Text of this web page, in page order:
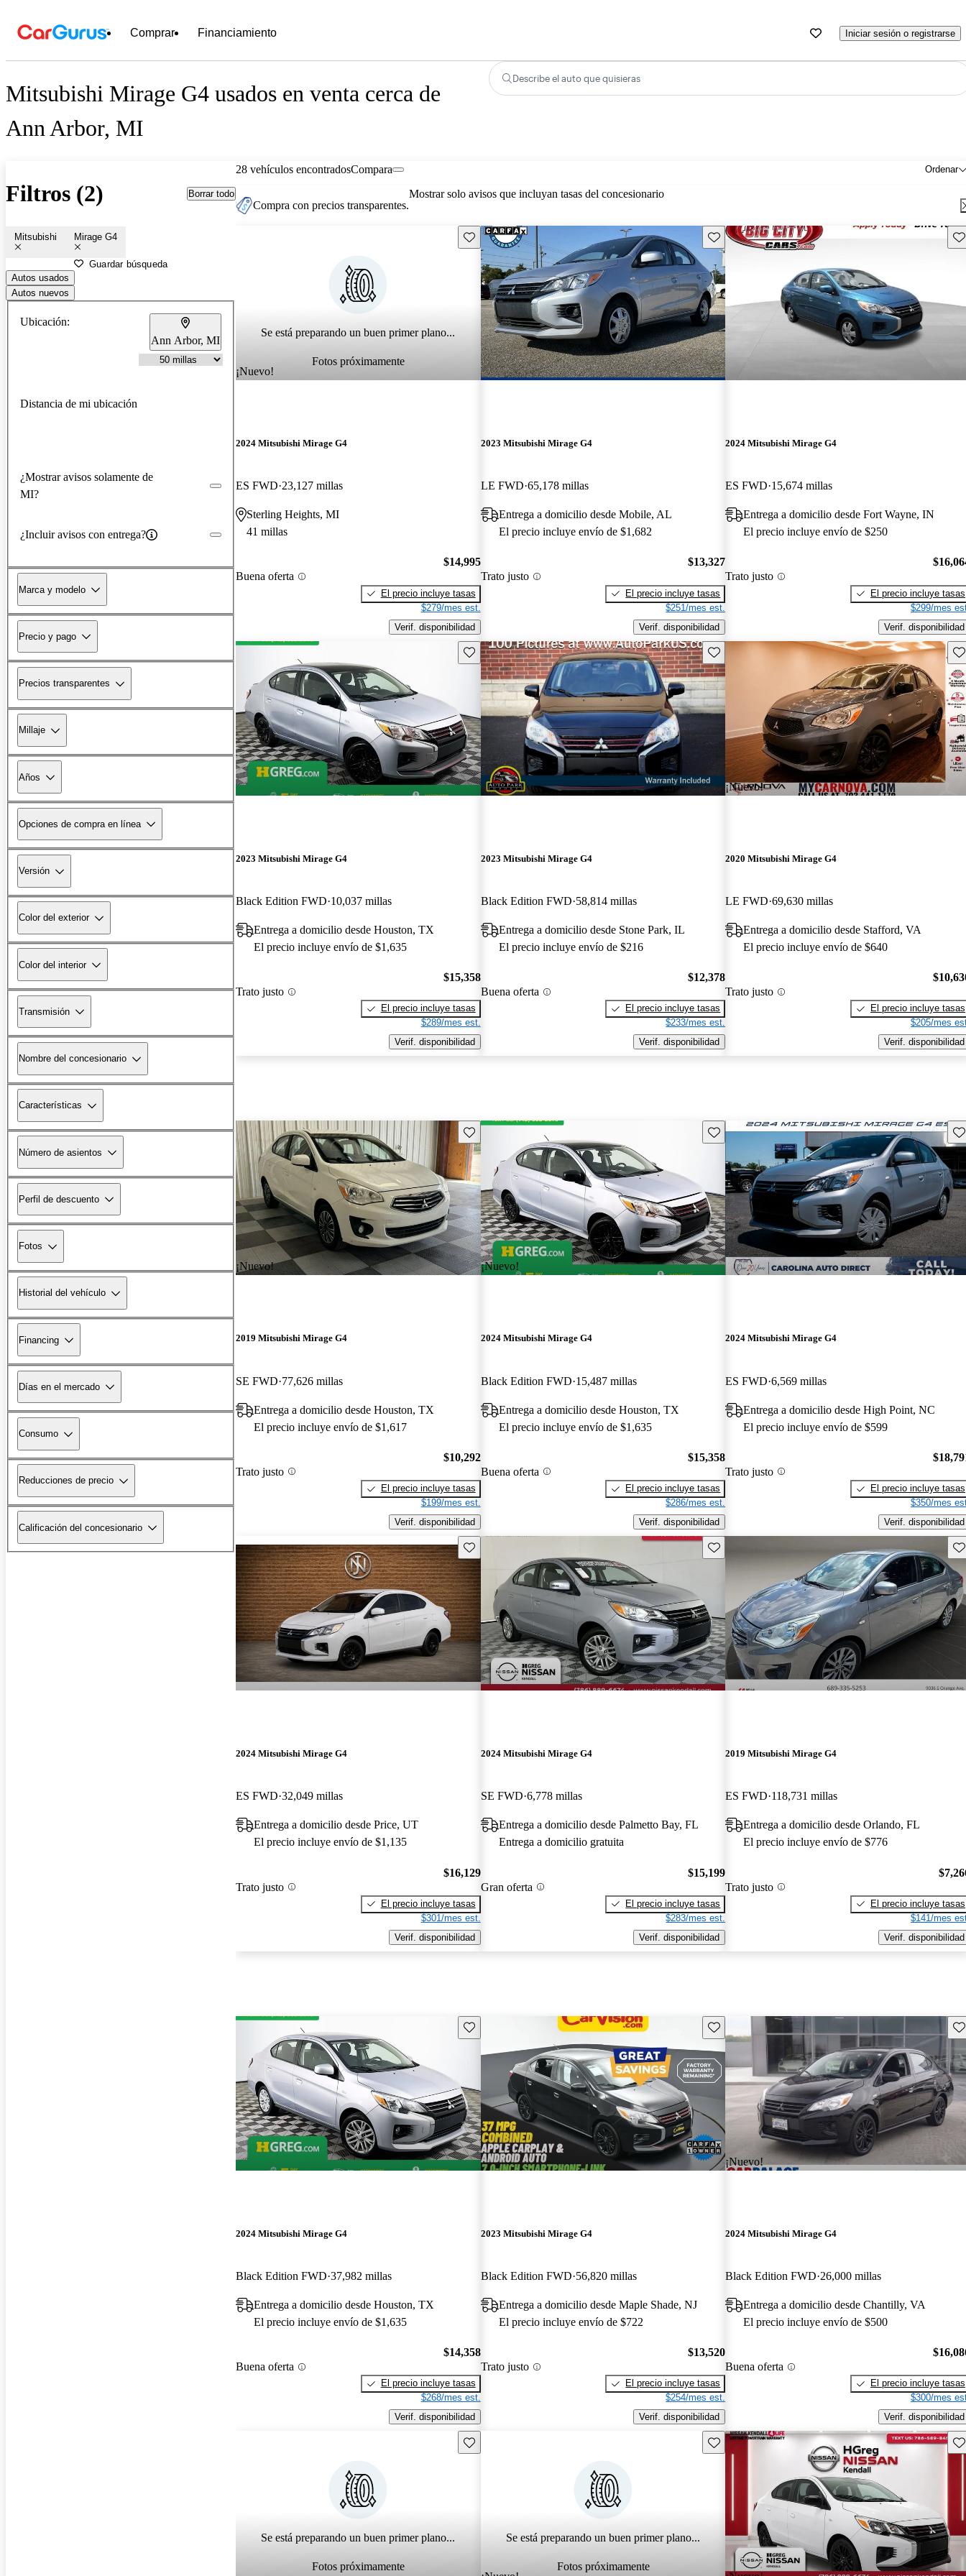
Comprar Financiamiento Iniciar sesión o registrarse
Mitsubishi Mirage G4 usados en venta cerca de
Ann Arbor, MI
Describe el auto que quisieras
Filtros (2) Borrar todo
Mitsubishi Mirage G4
Guardar búsqueda
Autos usados
Autos nuevos
Ubicación:
Ann Arbor, MI
Distancia de mi ubicación
¿Mostrar avisos solamente de
MI?
¿Incluir avisos con entrega?
Marca y modelo
Precio y pago
Precios transparentes
Millaje
Años
Opciones de compra en línea
Versión
Color del exterior
Color del interior
Transmisión
Nombre del concesionario
Características
Número de asientos
Perfil de descuento
Fotos
Historial del vehículo
Financing
Días en el mercado
Consumo
Reducciones de precio
Calificación del concesionario
28 vehículos encontrados Ordenar
Compara
Compra con precios transparentes.
Mostrar solo avisos que incluyan tasas del concesionario
Se está preparando un buen primer plano...
Fotos próximamente
¡Nuevo!
Guarda este Aviso
2024 Mitsubishi Mirage G4
ES FWD 23,127 millas
Sterling Heights, MI
41 millas
Buena oferta
$14,995
El precio incluye tasas
$279/mes est.
Verif. disponibilidad
Guarda este Aviso
2023 Mitsubishi Mirage G4
LE FWD 65,178 millas
Entrega a domicilio desde Mobile, AL
El precio incluye envío de $1,682
Trato justo
$13,327
El precio incluye tasas
$251/mes est.
Verif. disponibilidad
2024 Mitsubishi Mirage G4
ES FWD 15,674 millas
Entrega a domicilio desde Fort Wayne, IN
El precio incluye envío de $250
Trato justo
El precio incluye tasas
$299/mes
Verif. disponibilidad
Guarda este Aviso
2023 Mitsubishi Mirage G4
Black Edition FWD 10,037 millas
Entrega a domicilio desde Houston, TX
El precio incluye envío de $1,635
Trato justo
$15,358
El precio incluye tasas
$289/mes est.
Verif. disponibilidad
Guarda este Aviso
2023 Mitsubishi Mirage G4
Black Edition FWD 58,814 millas
Entrega a domicilio desde Stone Park, IL
El precio incluye envío de $216
Buena oferta
$12,378
El precio incluye tasas
$233/mes est.
Verif. disponibilidad
¡Nuevo!
2020 Mitsubishi Mirage G4
LE FWD 69,630 millas
Entrega a domicilio desde Stafford, VA
El precio incluye envío de $640
Trato justo
El precio incluye tasas
$205/mes
Verif. disponibilidad
¡Nuevo!
Guarda este Aviso
2019 Mitsubishi Mirage G4
SE FWD 77,626 millas
Entrega a domicilio desde Houston, TX
El precio incluye envío de $1,617
Trato justo
$10,292
El precio incluye tasas
$199/mes est.
Verif. disponibilidad
¡Nuevo!
Guarda este Aviso
2024 Mitsubishi Mirage G4
Black Edition FWD 15,487 millas
Entrega a domicilio desde Houston, TX
El precio incluye envío de $1,635
Buena oferta
$15,358
El precio incluye tasas
$286/mes est.
Verif. disponibilidad
2024 Mitsubishi Mirage G4
ES FWD 6,569 millas
Entrega a domicilio desde High Point, NC
El precio incluye envío de $599
Trato justo
El precio incluye tasas
$350/mes
Verif. disponibilidad
Guarda este Aviso
2024 Mitsubishi Mirage G4
ES FWD 32,049 millas
Entrega a domicilio desde Price, UT
El precio incluye envío de $1,135
Trato justo
$16,129
El precio incluye tasas
$301/mes est.
Verif. disponibilidad
Guarda este Aviso
2024 Mitsubishi Mirage G4
SE FWD 6,778 millas
Entrega a domicilio desde Palmetto Bay, FL
Entrega a domicilio gratuita
Gran oferta
$15,199
El precio incluye tasas
$283/mes est.
Verif. disponibilidad
2019 Mitsubishi Mirage G4
ES FWD 118,731 millas
Entrega a domicilio desde Orlando, FL
El precio incluye envío de $776
Trato justo
El precio incluye tasas
$141/mes
Verif. disponibilidad
Guarda este Aviso
2024 Mitsubishi Mirage G4
Black Edition FWD 37,982 millas
Entrega a domicilio desde Houston, TX
El precio incluye envío de $1,635
Buena oferta
$14,358
El precio incluye tasas
$268/mes est.
Verif. disponibilidad
Guarda este Aviso
2023 Mitsubishi Mirage G4
Black Edition FWD 56,820 millas
Entrega a domicilio desde Maple Shade, NJ
El precio incluye envío de $722
Trato justo
$13,520
El precio incluye tasas
$254/mes est.
Verif. disponibilidad
¡Nuevo!
2024 Mitsubishi Mirage G4
Black Edition FWD 26,000 millas
Entrega a domicilio desde Chantilly, VA
El precio incluye envío de $500
Buena oferta
El precio incluye tasas
$300/mes
Verif. disponibilidad
Se está preparando un buen primer plano...
Fotos próximamente
Guarda este Aviso
Se está preparando un buen primer plano...
Fotos próximamente
Guarda este Aviso